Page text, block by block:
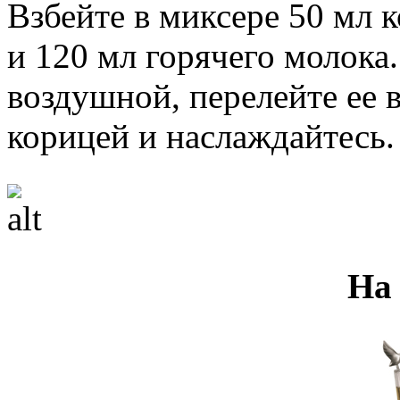
Взбейте в миксере 50 мл
и 120 мл горячего
воздушной, перелейте ее
корицей и наслаждайтесь.
На